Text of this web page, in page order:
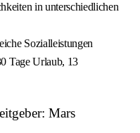
in unterschiedlichen
Sozialleistungen
Tage Urlaub, 13
Mars